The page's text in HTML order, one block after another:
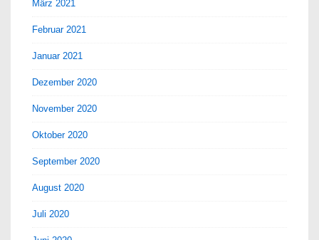
März 2021
Februar 2021
Januar 2021
Dezember 2020
November 2020
Oktober 2020
September 2020
August 2020
Juli 2020